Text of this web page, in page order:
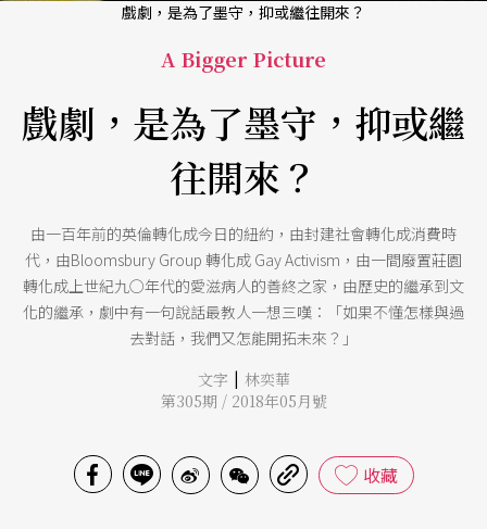
戲劇，是為了墨守，抑或繼往開來？
A Bigger Picture
戲劇，是為了墨守，抑或繼
往開來？
由一百年前的英倫轉化成今日的紐約，由封建社會轉化成消費時
代，由Bloomsbury Group 轉化成 Gay Activism，由一間廢置莊園
轉化成上世紀九○年代的愛滋病人的善終之家，由歷史的繼承到文
化的繼承，劇中有一句說話最教人一想三嘆：「如果不懂怎樣與過
去對話，我們又怎能開拓未來？」
文字 | 林奕華
第305期 / 2018年05月號
收藏